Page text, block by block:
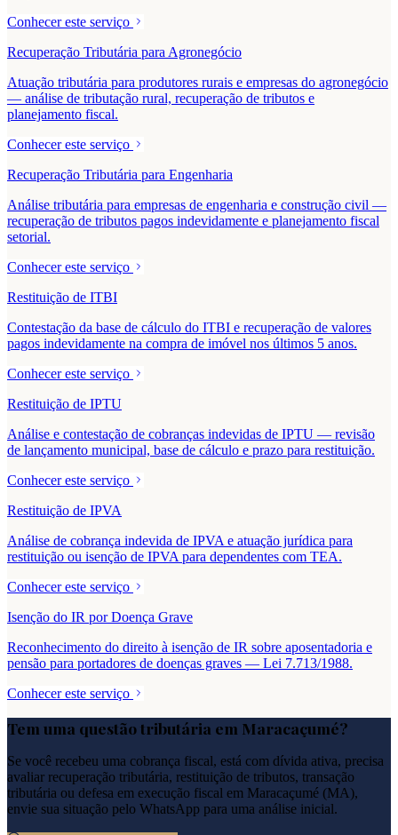
Conhecer este serviço
Recuperação Tributária para Agronegócio
Atuação tributária para produtores rurais e empresas do agronegócio
— análise de tributação rural, recuperação de tributos e
planejamento fiscal.
Conhecer este serviço
Recuperação Tributária para Engenharia
Análise tributária para empresas de engenharia e construção civil —
recuperação de tributos pagos indevidamente e planejamento fiscal
setorial.
Conhecer este serviço
Restituição de ITBI
Contestação da base de cálculo do ITBI e recuperação de valores
pagos indevidamente na compra de imóvel nos últimos 5 anos.
Conhecer este serviço
Restituição de IPTU
Análise e contestação de cobranças indevidas de IPTU — revisão
de lançamento municipal, base de cálculo e prazo para restituição.
Conhecer este serviço
Restituição de IPVA
Análise de cobrança indevida de IPVA e atuação jurídica para
restituição ou isenção de IPVA para dependentes com TEA.
Conhecer este serviço
Isenção do IR por Doença Grave
Reconhecimento do direito à isenção de IR sobre aposentadoria e
pensão para portadores de doenças graves — Lei 7.713/1988.
Conhecer este serviço
Tem uma questão tributária em Maracaçumé?
Se você recebeu uma cobrança fiscal, está com dívida ativa, precisa
avaliar recuperação tributária, restituição de tributos, transação
tributária ou defesa em execução fiscal em Maracaçumé (MA),
envie sua situação pelo WhatsApp para uma análise inicial.